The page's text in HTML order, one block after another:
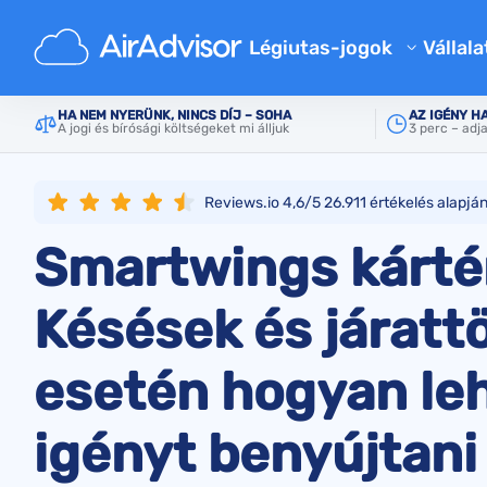
Légiutas-jogok
Járatkésés kártérítés
Járatkésés kártérítés
Elveszett poggyász kártérítés
Beszállás megtagadása
Légitársasági kártérítés
Légitársaságokkal
Utasjogi szabályok
Blog
HA NEM NYERÜNK, NINCS DÍJ – SOHA
A jogi és bírósági költségeket mi álljuk
AZ IGÉNY
3 perc –
Elsődleges Légitársaságok SmartWings (Travel
Reviews.io 4,6/526.911 értékelés alapján
Smartwings
Késések és
esetén hogyan
igényt benyújtani